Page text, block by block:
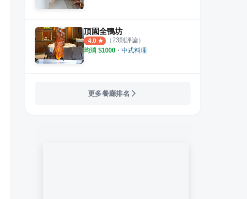
頂園全鴨坊
4.0 （23則評論）
均消 $1000 ・ 中式料理
更多餐廳排名